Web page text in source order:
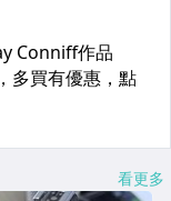
看更多